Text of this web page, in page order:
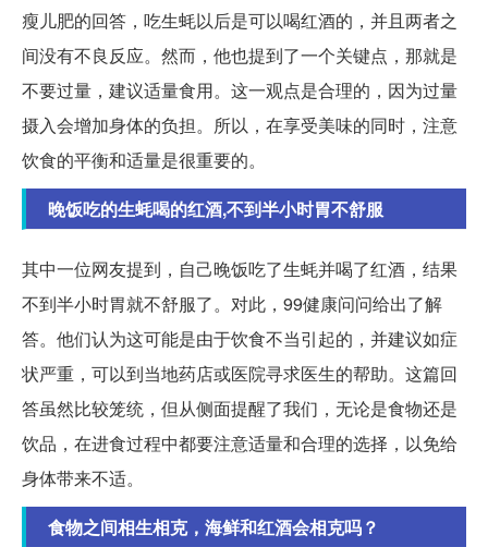
瘦儿肥的回答，吃生蚝以后是可以喝红酒的，并且两者之
间没有不良反应。然而，他也提到了一个关键点，那就是
不要过量，建议适量食用。这一观点是合理的，因为过量
摄入会增加身体的负担。所以，在享受美味的同时，注意
饮食的平衡和适量是很重要的。
晚饭吃的生蚝喝的红酒,不到半小时胃不舒服
其中一位网友提到，自己晚饭吃了生蚝并喝了红酒，结果
不到半小时胃就不舒服了。对此，99健康问问给出了解
答。他们认为这可能是由于饮食不当引起的，并建议如症
状严重，可以到当地药店或医院寻求医生的帮助。这篇回
答虽然比较笼统，但从侧面提醒了我们，无论是食物还是
饮品，在进食过程中都要注意适量和合理的选择，以免给
身体带来不适。
食物之间相生相克，海鲜和红酒会相克吗？